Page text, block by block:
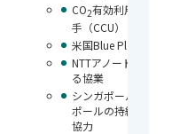
CO2有効利用コンク
手（CCU）
米国Blue Planet
NTTアノードエナジ
る協業
シンガポール民間5
ポールの持続可能
協力